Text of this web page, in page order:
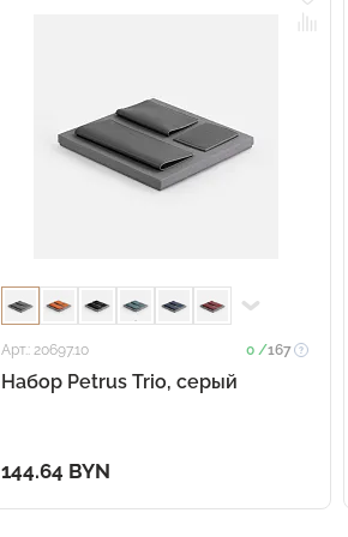
Арт.: 20697.10 0 /167
Набор Petrus Trio, серый
144.64 BYN